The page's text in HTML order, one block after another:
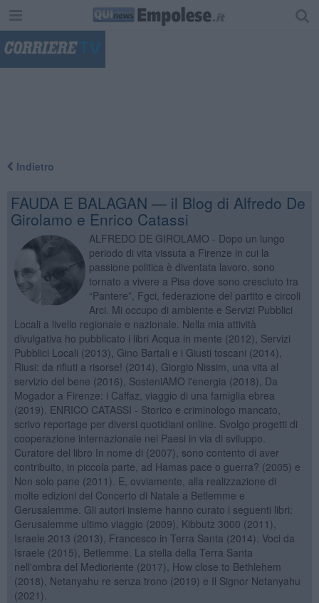
Indietro
FAUDA E BALAGAN — il Blog di Alfredo De
Girolamo e Enrico Catassi
ALFREDO DE GIROLAMO - Dopo un lungo
periodo di vita vissuta a Firenze in cui la
passione politica è diventata lavoro, sono
tornato a vivere a Pisa dove sono cresciuto tra
“Pantere”, Fgci, federazione del partito e circoli
Arci. Mi occupo di ambiente e Servizi Pubblici
Locali a livello regionale e nazionale. Nella mia attività
divulgativa ho pubblicato i libri Acqua in mente (2012), Servizi
Pubblici Locali (2013), Gino Bartali e i Giusti toscani (2014),
Riusi: da rifiuti a risorse! (2014), Giorgio Nissim, una vita al
servizio del bene (2016), SosteniAMO l'energia (2018), Da
Mogador a Firenze: i Caffaz, viaggio di una famiglia ebrea
(2019). ENRICO CATASSI - Storico e criminologo mancato,
scrivo reportage per diversi quotidiani online. Svolgo progetti di
cooperazione internazionale nei Paesi in via di sviluppo.
Curatore del libro In nome di (2007), sono contento di aver
contribuito, in piccola parte, ad Hamas pace o guerra? (2005) e
Non solo pane (2011). E, ovviamente, alla realizzazione di
molte edizioni del Concerto di Natale a Betlemme e
Gerusalemme. Gli autori insieme hanno curato i seguenti libri:
Gerusalemme ultimo viaggio (2009), Kibbutz 3000 (2011),
Israele 2013 (2013), Francesco in Terra Santa (2014). Voci da
Israele (2015), Betlemme. La stella della Terra Santa
nell'ombra del Medioriente (2017), How close to Bethlehem
(2018), Netanyahu re senza trono (2019) e Il Signor Netanyahu
(2021).